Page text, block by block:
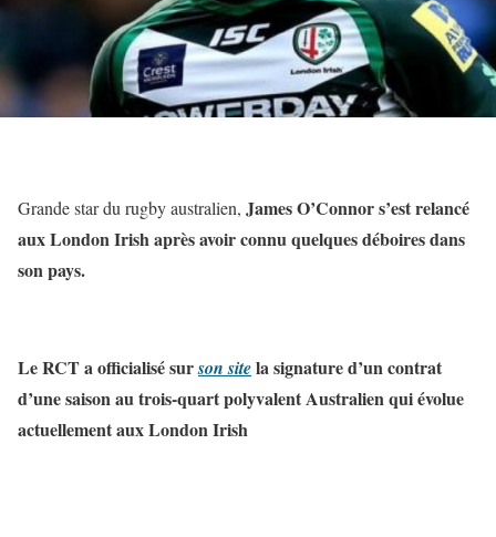
Grande star du rugby australien, James O’Connor s’est relancé
aux London Irish après avoir connu quelques déboires dans
son pays.
Le RCT a officialisé surson sitela signature d’un contrat
d’une saison au trois-quart polyvalent Australien qui évolue
actuellement aux London Irish